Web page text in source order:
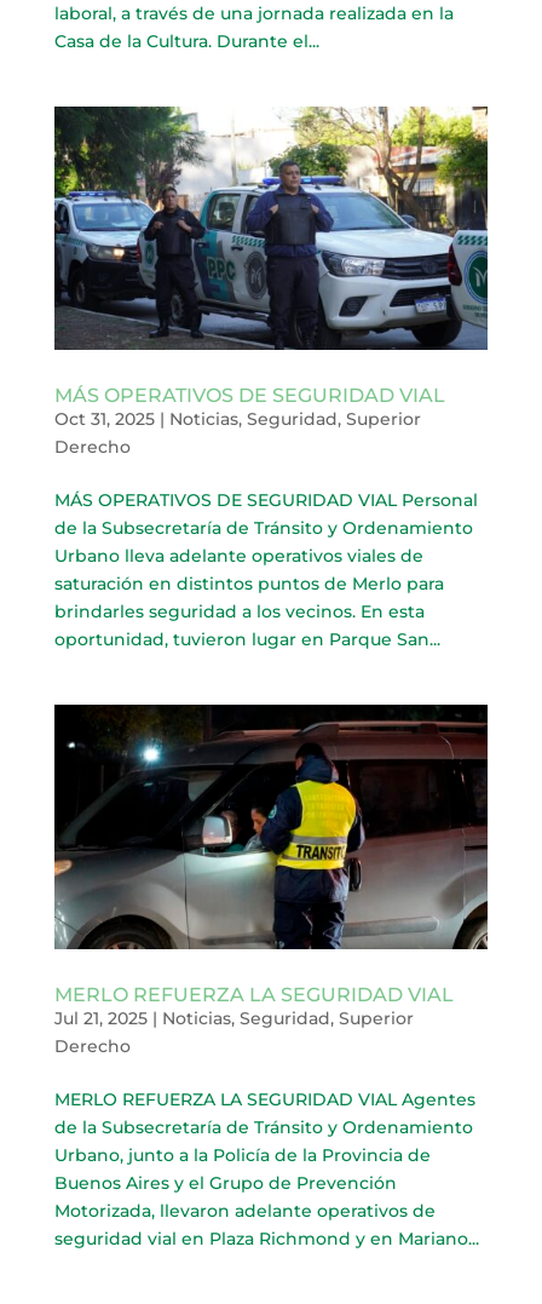
laboral, a través de una jornada realizada en la
Casa de la Cultura. Durante el...
MÁS OPERATIVOS DE SEGURIDAD VIAL
Oct 31, 2025| Noticias, Seguridad, Superior
Derecho
MÁS OPERATIVOS DE SEGURIDAD VIAL Personal
de la Subsecretaría de Tránsito y Ordenamiento
Urbano lleva adelante operativos viales de
saturación en distintos puntos de Merlo para
brindarles seguridad a los vecinos. En esta
oportunidad, tuvieron lugar en Parque San...
MERLO REFUERZA LA SEGURIDAD VIAL
Jul 21, 2025| Noticias, Seguridad, Superior
Derecho
MERLO REFUERZA LA SEGURIDAD VIAL Agentes
de la Subsecretaría de Tránsito y Ordenamiento
Urbano, junto a la Policía de la Provincia de
Buenos Aires y el Grupo de Prevención
Motorizada, llevaron adelante operativos de
seguridad vial en Plaza Richmond y en Mariano...